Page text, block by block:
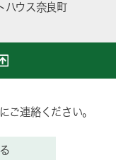
ハウス奈良町
ご連絡ください。